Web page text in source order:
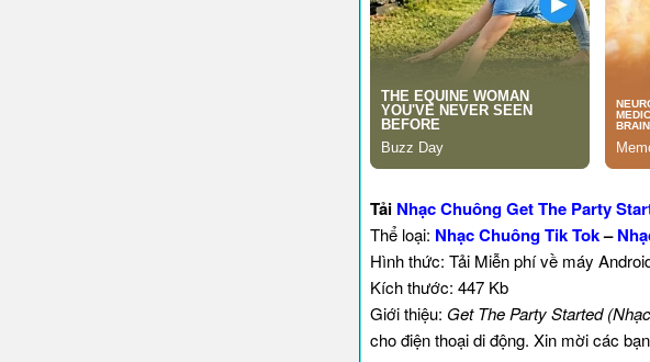
Tải Nhạc Chuông Get The Party
Thể loại: Nhạc Chuông Tik Tok–
Hình thức: Tải Miễn phí về máy
Kích thước: 447 Kb
Giới thiệu: Get The Party Started
cho điện thoại di động. Xin mời các